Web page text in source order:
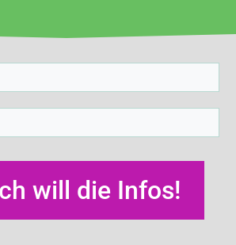
hast, legst du den in deine
mehr sein?
will die Infos!